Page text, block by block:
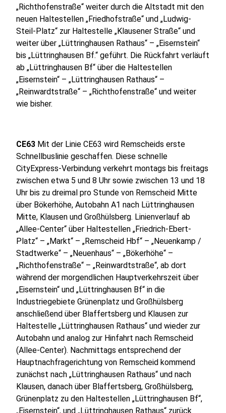
„Richthofenstraße“ weiter durch die Altstadt mit den
neuen Haltestellen „Fried­hofstraße“ und „Ludwig-
Steil-Platz“ zur Haltestelle „Klausener Straße“ und
weiter über „Lüttringhausen Rathaus“ – „Eisernstein“
bis „Lüttringhausen Bf.“ geführt. Die Rückfahrt verläuft
ab „Lüttringhausen Bf“ über die Haltestellen
„Eisernstein“ – „Lüttringhausen Rathaus“ –
„Reinwardtstraße“ – „Richthofenstraße“ und weiter
wie bisher.
CE63 Mit der Linie CE63 wird Remscheids erste
Schnellbuslinie geschaffen. Diese schnelle
CityExpress-Verbindung verkehrt montags bis freitags
zwischen etwa 5 und 8 Uhr sowie zwischen 13 und 18
Uhr bis zu dreimal pro Stunde von Remscheid Mitte
über Bökerhöhe, Autobahn A1 nach Lüttringhausen
Mitte, Klausen und Großhülsberg. Linienverlauf ab
„Allee-Center“ über Haltestellen „Friedrich-Ebert-
Platz“ – „Markt“ – „Remscheid Hbf“ – „Neuenkamp /
Stadtwerke“ – „Neuenhaus“ – „Bökerhöhe“ –
„Richthofenstraße“ – „Reinwardtstraße“, ab dort
während der morgendlichen Hauptverkehrszeit über
„Eisernstein“ und „Lüttringhausen Bf“ in die
Industriegebiete Grünenplatz und Großhülsberg
anschließend über Blaffertsberg und Klausen zur
Haltestelle „Lüttringhausen Rathaus“ und wieder zur
Autobahn und analog zur Hinfahrt nach Remscheid
(Allee-Center). Nachmittags entsprechend der
Hauptnachfragerichtung von Remscheid kommend
zunächst nach „Lüttringhausen Rathaus“ und nach
Klausen, danach über Blaffertsberg, Großhülsberg,
Grünenplatz zu den Haltestellen „Lüttringhausen Bf“,
„Eisernstein“, und „Lüttringhausen Rathaus“ zurück